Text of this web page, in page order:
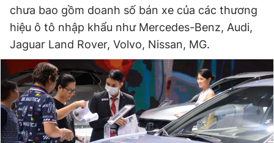
chưa bao gồm doanh số bán xe của các thương
hiệu ô tô nhập khẩu như Mercedes-Benz, Audi,
Jaguar Land Rover, Volvo, Nissan, MG.